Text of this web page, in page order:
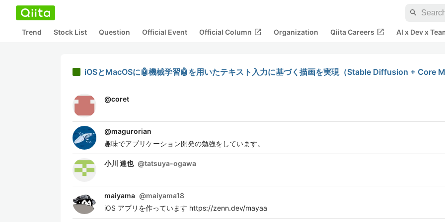
search
Trend Stock List Question Official Event Official Column open_in_new Organization Qiita Careers open_in_new AI x Dev x
iOSとMacOSに🤖機械学習🤖を用いたテキスト入力に基づく描画を実現（Stable Diffusion + Core
@coret
@magurorian
趣味でアプリケーション開発の勉強をしています。
小川 達也 @tatsuya-ogawa
maiyama @maiyama18
iOS アプリを作っています https://zenn.dev/mayaa